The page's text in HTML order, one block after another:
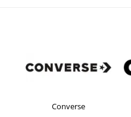
Converse